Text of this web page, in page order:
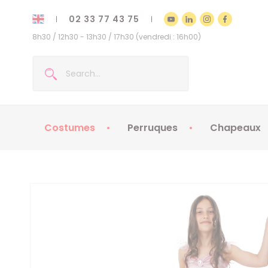
02 33 77 43 75
8h30 / 12h30 - 13h30 / 17h30 (vendredi : 16h00)
Costumes Perruques Chapeaux